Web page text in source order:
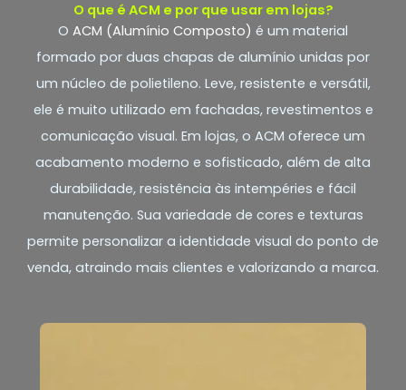
O que é ACM e por que usar em lojas?
O ACM (Alumínio Composto) é um material
formado por duas chapas de alumínio unidas por
um núcleo de polietileno. Leve, resistente e versátil,
ele é muito utilizado em fachadas, revestimentos e
comunicação visual. Em lojas, o ACM oferece um
acabamento moderno e sofisticado, além de alta
durabilidade, resistência às intempéries e fácil
manutenção. Sua variedade de cores e texturas
permite personalizar a identidade visual do ponto de
venda, atraindo mais clientes e valorizando a marca.